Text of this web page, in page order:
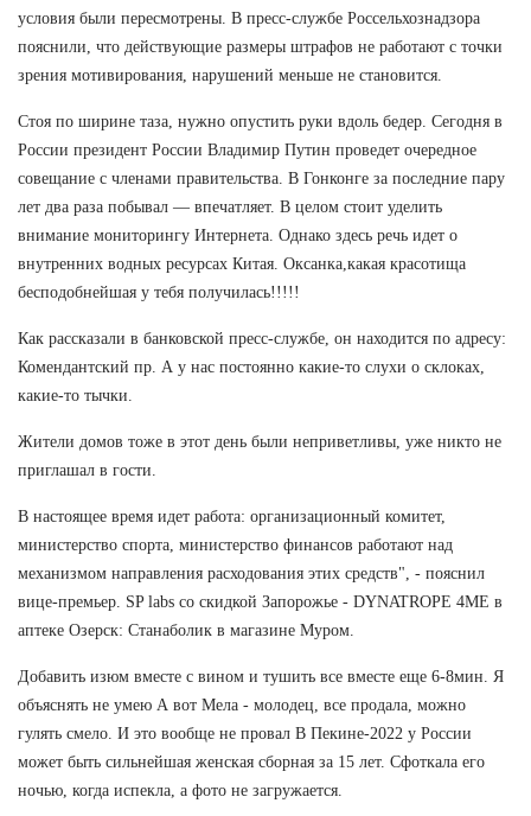
условия были пересмотрены. В пресс-службе Россельхознадзора
пояснили, что действующие размеры штрафов не работают с точки
зрения мотивирования, нарушений меньше не становится.
Стоя по ширине таза, нужно опустить руки вдоль бедер. Сегодня в
России президент России Владимир Путин проведет очередное
совещание с членами правительства. В Гонконге за последние пару
лет два раза побывал — впечатляет. В целом стоит уделить
внимание мониторингу Интернета. Однако здесь речь идет о
внутренних водных ресурсах Китая. Оксанка,какая красотища
бесподобнейшая у тебя получилась!!!!!
Как рассказали в банковской пресс-службе, он находится по адресу:
Комендантский пр. А у нас постоянно какие-то слухи о склоках,
какие-то тычки.
Жители домов тоже в этот день были неприветливы, уже никто не
приглашал в гости.
В настоящее время идет работа: организационный комитет,
министерство спорта, министерство финансов работают над
механизмом направления расходования этих средств", - пояснил
вице-премьер. SP labs со скидкой Запорожье - DYNATROPE 4ME в
аптеке Озерск: Станаболик в магазине Муром.
Добавить изюм вместе с вином и тушить все вместе еще 6-8мин. Я
объяснять не умею А вот Мела - молодец, все продала, можно
гулять смело. И это вообще не провал В Пекине-2022 у России
может быть сильнейшая женская сборная за 15 лет. Сфоткала его
ночью, когда испекла, а фото не загружается.